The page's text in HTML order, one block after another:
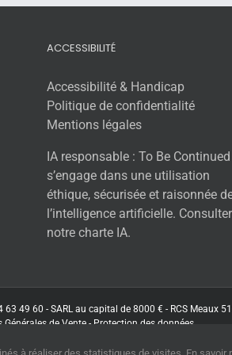
ACCESSIBILITÉ
Accessibilité & Handicap
Politique de confidentialité
Mentions légales
IA responsable : To Be Continued
s’engage dans une utilisation
éthique, sécurisée et raisonnée
l’intelligence artificielle. Consulter
notre charte IA.
49 60 - SARL au capital de 8000 € - RCS Meaux
de Vente- Protection des données